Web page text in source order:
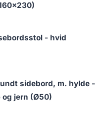
- hvid
sidebord, m. hylde -
jern (Ø50)